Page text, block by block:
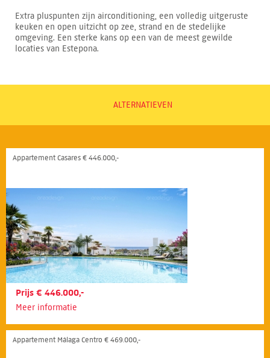
Extra pluspunten zijn airconditioning, een volledig uitgeruste
keuken en open uitzicht op zee, strand en de stedelijke
omgeving. Een sterke kans op een van de meest gewilde
locaties van Estepona.
ALTERNATIEVEN
Appartement Casares € 446.000,-
Prijs € 446.000,-
Meer informatie
Appartement Málaga Centro € 469.000,-